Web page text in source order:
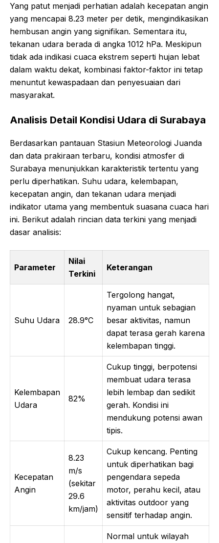
Yang patut menjadi perhatian adalah kecepatan angin
yang mencapai 8.23 meter per detik, mengindikasikan
hembusan angin yang signifikan. Sementara itu,
tekanan udara berada di angka 1012 hPa. Meskipun
tidak ada indikasi cuaca ekstrem seperti hujan lebat
dalam waktu dekat, kombinasi faktor-faktor ini tetap
menuntut kewaspadaan dan penyesuaian dari
masyarakat.
Analisis Detail Kondisi Udara di Surabaya
Berdasarkan pantauan Stasiun Meteorologi Juanda
dan data prakiraan terbaru, kondisi atmosfer di
Surabaya menunjukkan karakteristik tertentu yang
perlu diperhatikan. Suhu udara, kelembapan,
kecepatan angin, dan tekanan udara menjadi
indikator utama yang membentuk suasana cuaca hari
ini. Berikut adalah rincian data terkini yang menjadi
dasar analisis:
Parameter
Nilai
Terkini
Keterangan
Suhu Udara 28.9°C
Tergolong hangat,
nyaman untuk sebagian
besar aktivitas, namun
dapat terasa gerah karena
kelembapan tinggi.
Kelembapan
Udara
82%
Cukup tinggi, berpotensi
membuat udara terasa
lebih lembap dan sedikit
gerah. Kondisi ini
mendukung potensi awan
tipis.
Kecepatan
Angin
8.23
m/s
(sekitar
29.6
km/jam)
Cukup kencang. Penting
untuk diperhatikan bagi
pengendara sepeda
motor, perahu kecil, atau
aktivitas outdoor yang
sensitif terhadap angin.
Normal untuk wilayah